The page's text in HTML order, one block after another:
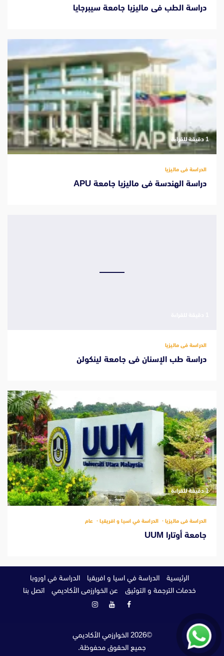
دراسة الطب فى ماليزيا جامعة سيبرجايا
‫1 دقيقة للقراءة
الدراسة فى ماليزيا
دراسة الهندسة فى ماليزيا جامعة APU
الدراسة فى ماليزيا
دراسة طب الإسنان فى جامعة لينكولن
‫1 دقيقة للقراءة
الدراسة فى ماليزيا الدراسة في اسيا و افريقيا عام
جامعة أوتارا UUM
الرئيسية الدراسة في اسيا و افريقيا
الدراسة في اوروبا
خدمات الترجمة و التوثيق
عن الخوارزمى الأكاديمي اتصل بنا
فيسبوكيوتيوبانستغرام
©
2026 الخوارزمي الأكاديمي
جميع الحقوق محفوظة.